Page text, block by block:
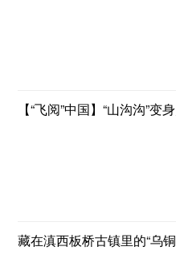
【“飞阅”中国】“山沟沟”变
藏在滇西板桥古镇里的“乌